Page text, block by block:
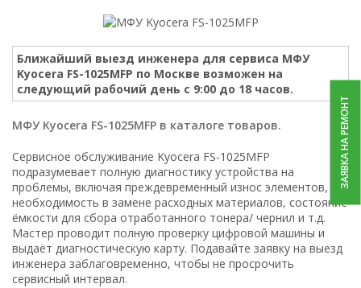
Ближайший выезд инженера для сервиса МФУ
Kyocera FS-1025MFP по Москве возможен на
следующий рабочий день с 9:00 до 18 часов.
МФУ Kyocera FS-1025MFP в каталоге товаров.
Сервисное обслуживание Kyocera FS-1025MFP
подразумевает полную диагностику устройства на
проблемы, включая преждевременный износ элементов,
необходимость в замене расходных материалов, состояние
ёмкости для сбора отработанного тонера/ чернил и т.д.
Мастер проводит полную проверку цифровой машины и
выдаёт диагностическую карту. Подавайте заявку на выезд
инженера заблаговременно, чтобы не просрочить
сервисный интервал.
ЗАЯВКА НА РЕМОНТ